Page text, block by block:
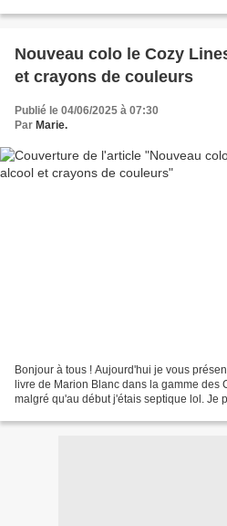
Nouveau colo le Cozy
et crayons de couleurs
Publié le 04/06/2025 à 07:30
Par Marie.
Bonjour à tous ! Aujourd'hui je vous
livre de Marion Blanc dans la gamme des
malgré qu'au début j'étais septique lol. Je